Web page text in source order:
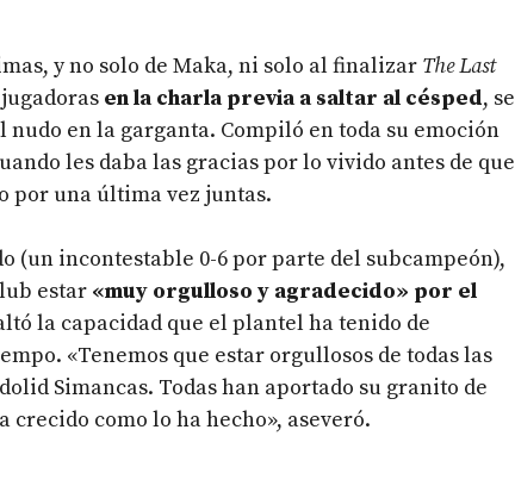
y no solo de Maka, ni solo al finalizar The Last
en la charla previa a saltar al césped, se
en la garganta. Compiló en toda su emoción
les daba las gracias por lo vivido antes de que
por una última vez juntas.
(un incontestable 0-6 por parte del subcampeón),
estar «muy orgulloso y agradecido» por el
la capacidad que el plantel ha tenido de
«Tenemos que estar orgullosos de todas las
Simancas. Todas han aportado su granito de
crecido como lo ha hecho», aseveró.